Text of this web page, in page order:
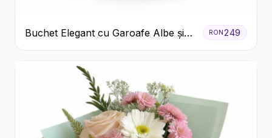
Buchet Elegant cu Garoafe Albe și
Eucalipt
RON249